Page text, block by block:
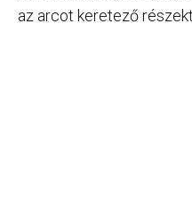
az arcot keretező